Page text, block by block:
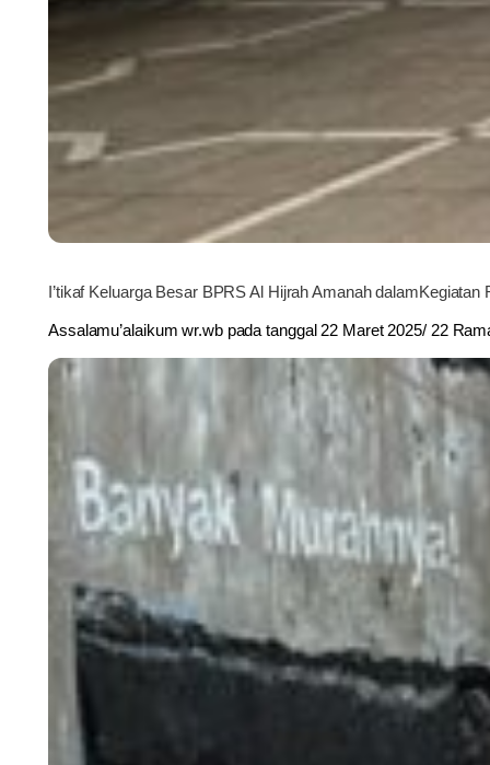
I’tikaf Keluarga Besar BPRS Al Hijrah Amanah dalamKegiatan
Assalamu’alaikum wr.wb pada tanggal 22 Maret 2025/ 22